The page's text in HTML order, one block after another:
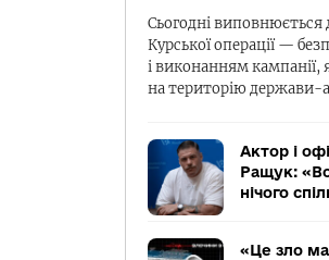
Сьогодні виповнюється
Курської операції —
і виконанням кампанії,
на територію держави-
Актор і
Ращук:
нічого
«Це зло